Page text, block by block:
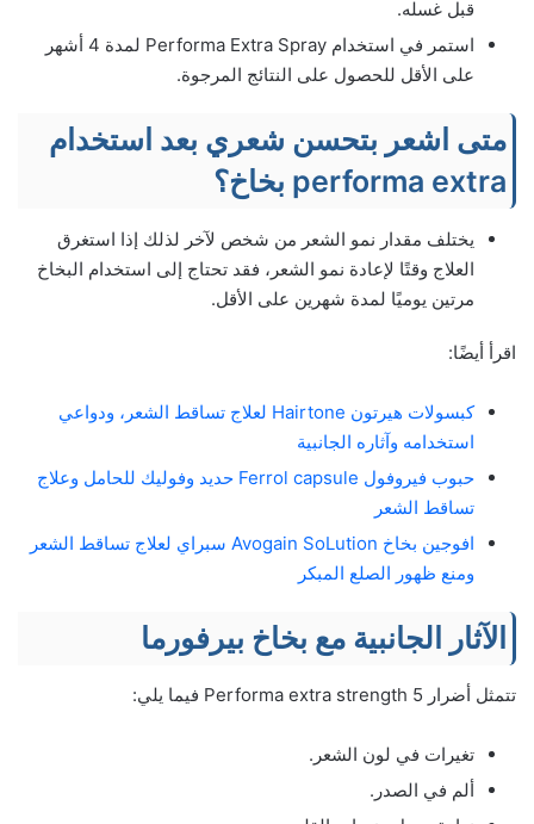
قبل غسله.
استمر في استخدام Performa Extra Spray لمدة 4 أشهر
على الأقل للحصول على النتائج المرجوة.
متى اشعر بتحسن شعري بعد استخدام
performa extra بخاخ؟
يختلف مقدار نمو الشعر من شخص لآخر لذلك إذا استغرق
العلاج وقتًا لإعادة نمو الشعر، فقد تحتاج إلى استخدام البخاخ
مرتين يوميًا لمدة شهرين على الأقل.
اقرأ أيضًا:
كبسولات هيرتون Hairtone لعلاج تساقط الشعر، ودواعي
استخدامه وآثاره الجانبية
حبوب فيروفول Ferrol capsule حديد وفوليك للحامل وعلاج
تساقط الشعر
افوجين بخاخ Avogain SoLution سبراي لعلاج تساقط الشعر
ومنع ظهور الصلع المبكر
الآثار الجانبية مع بخاخ بيرفورما
تتمثل أضرار Performa extra strength 5 فيما يلي:
تغيرات في لون الشعر.
ألم في الصدر.